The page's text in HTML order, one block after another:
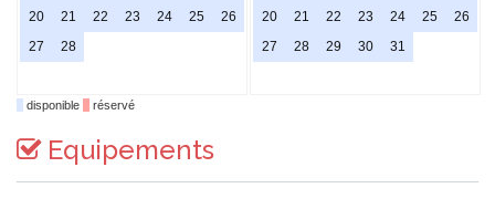
20
21 22 23 24 25
26
27
28
20
21 22 23 24 25
26
27
28 29 30 31
disponible réservé
Equipements